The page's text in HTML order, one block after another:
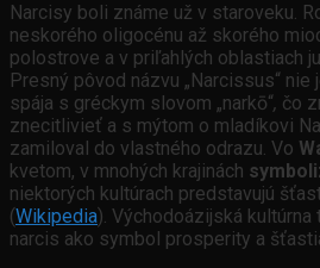
Narcisy boli známe už v staroveku.
neskorého oligocénu až skorého
polostrove a v priľahlých oblastiach
Presný pôvod názvu „Narcissus“ nie
spája s gréckym slovom „narkō“, čo
znecitlivieť a s mýtom o mladíkovi
zamiloval do vlastného odrazu. Vo
kvetom, v mnohých krajinách
niektorých kultúrach predstavujú
(Wikipedia). Východoázijská
narcis ako symbol prosperity a